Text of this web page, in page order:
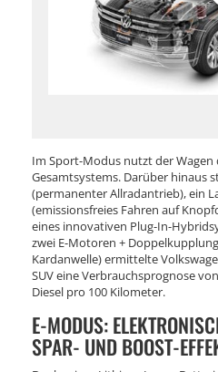
Im Sport-Modus nutzt der Wagen
Gesamtsystems. Darüber hinaus
(permanenter Allradantrieb), ein
(emissionsfreies Fahren auf
eines innovativen Plug-In-
zwei E-Motoren +
Kardanwelle) ermittelte
SUV eine Verbrauchsprognose
Diesel pro 100 Kilometer.
E-MODUS:
SPAR- UND BOOST-